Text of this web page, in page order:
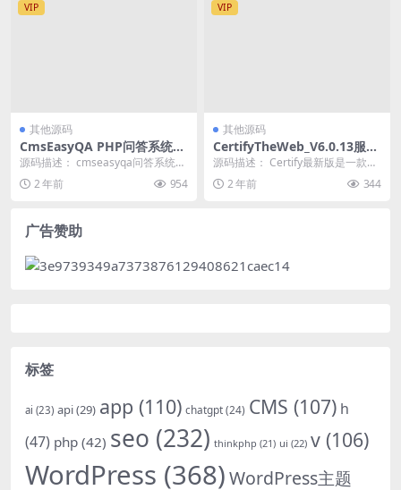
VIP
其他源码
CmsEasyQA PHP问答系统源
码
源码描述： cmseasyqa问答系统是
一款非常实用的PHP问答系统源
码。它提供...
2 年前 954
VIP
其他源码
CertifyTheWeb_V6.0.13服务
器Windows IIS服务器Let’s E
ncrypt免费证书SSL安装生成
器
源码描述： Certify最新版是一款安
全可靠的SSL证书管理工具。Certi
f... 2 年前 344
广告赞助
标签
ai (23) api(29) app (110) chatgpt(24) CMS (107) h
(47) php (42) seo (232) thinkphp (21) ui (22) v (106)
WordPress (368)WordPress主题